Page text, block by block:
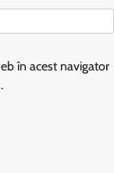
în acest navigator